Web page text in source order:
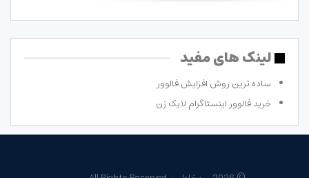
لینک های مفید
ساده ترین روش افزایش فالوور
خرید فالوور اینستاگرام لایک زن